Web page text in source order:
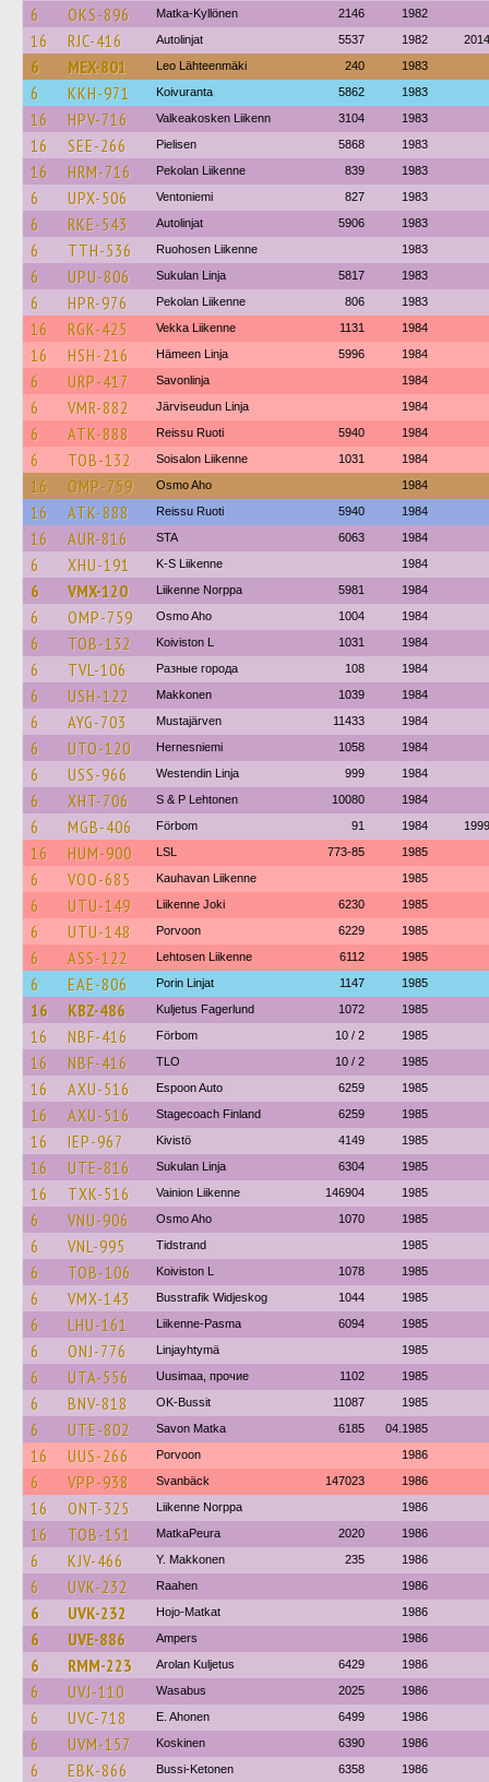
6 OKS-896 Matka-Kyllönen 2146 1982
16 RJC-416 Autolinjat 5537 1982 2014
6 MEX-801 Leo Lähteenmäki 240 1983
6 KKH-971 Koivuranta 5862 1983
16 HPV-716 Valkeakosken Liikenn 3104 1983
16 SEE-266 Pielisen 5868 1983
16 HRM-716 Pekolan Liikenne 839 1983
6 UPX-506 Ventoniemi 827 1983
6 RKE-543 Autolinjat 5906 1983
6 TTH-536 Ruohosen Liikenne 1983
6 UPU-806 Sukulan Linja 5817 1983
6 HPR-976 Pekolan Liikenne 806 1983
16 RGK-425 Vekka Liikenne 1131 1984
16 HSH-216 Hämeen Linja 5996 1984
6 URP-417 Savonlinja 1984
6 VMR-882 Järviseudun Linja 1984
6 ATK-888 Reissu Ruoti 5940 1984
6 TOB-132 Soisalon Liikenne 1031 1984
16 OMP-759 Osmo Aho 1984
16 ATK-888 Reissu Ruoti 5940 1984
16 AUR-816 STA 6063 1984
6 XHU-191 K-S Liikenne 1984
6 VMX-120 Liikenne Norppa 5981 1984
6 OMP-759 Osmo Aho 1004 1984
6 TOB-132 Koiviston L 1031 1984
6 TVL-106 Разные города 108 1984
6 USH-122 Makkonen 1039 1984
6 AYG-703 Mustajärven 11433 1984
6 UTO-120 Hernesniemi 1058 1984
6 USS-966 Westendin Linja 999 1984
6 XHT-706 S & P Lehtonen 10080 1984
6 MGB-406 Förbom 91 1984 1999
16 HUM-900 LSL 773-85 1985
6 VOO-685 Kauhavan Liikenne 1985
6 UTU-149 Liikenne Joki 6230 1985
6 UTU-148 Porvoon 6229 1985
6 ASS-122 Lehtosen Liikenne 6112 1985
6 EAE-806 Porin Linjat 1147 1985
16 KBZ-486 Kuljetus Fagerlund 1072 1985
16 NBF-416 Förbom 10 / 2 1985
16 NBF-416 TLO 10 / 2 1985
16 AXU-516 Espoon Auto 6259 1985
16 AXU-516 Stagecoach Finland 6259 1985
16 IEP-967 Kivistö 4149 1985
16 UTE-816 Sukulan Linja 6304 1985
16 TXK-516 Vainion Liikenne 146904 1985
6 VNU-906 Osmo Aho 1070 1985
6 VNL-995 Tidstrand 1985
6 TOB-106 Koiviston L 1078 1985
6 VMX-143 Busstrafik Widjeskog 1044 1985
6 LHU-161 Liikenne-Pasma 6094 1985
6 ONJ-776 Linjayhtymä 1985
6 UTA-556 Uusimaa, прочие 1102 1985
6 BNV-818 OK-Bussit 11087 1985
6 UTE-802 Savon Matka 6185 04.1985
16 UUS-266 Porvoon 1986
6 VPP-938 Svanbäck 147023 1986
16 ONT-325 Liikenne Norppa 1986
16 TOB-151 MatkaPeura 2020 1986
6 KJV-466 Y. Makkonen 235 1986
6 UVK-232 Raahen 1986
6 UVK-232 Hojo-Matkat 1986
6 UVE-886 Ampers 1986
6 RMM-223 Arolan Kuljetus 6429 1986
6 UVJ-110 Wasabus 2025 1986
6 UVC-718 E. Ahonen 6499 1986
6 UVM-157 Koskinen 6390 1986
6 EBK-866 Bussi-Ketonen 6358 1986